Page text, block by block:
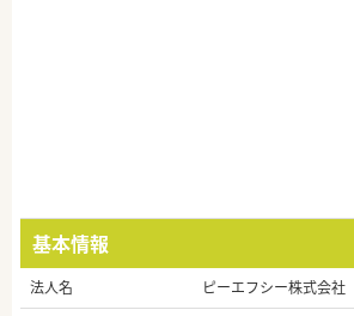
基本情報
法人名
ピーエフシー株式会社